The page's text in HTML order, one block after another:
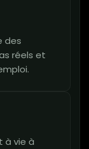
des
réels et
à vie à